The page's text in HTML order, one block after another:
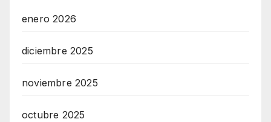
enero 2026
diciembre 2025
noviembre 2025
octubre 2025